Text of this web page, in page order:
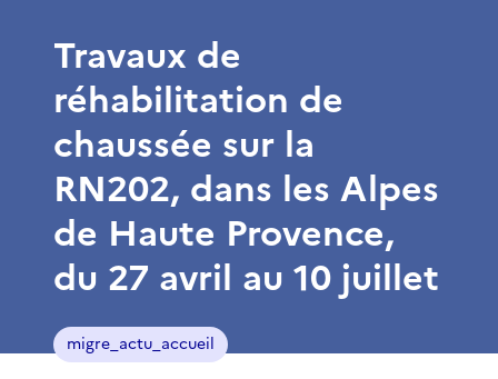
Travaux de
réhabilitation de
chaussée sur la
RN202, dans les Alpes
de Haute Provence,
du 27 avril au 10 juillet
migre_actu_accueil